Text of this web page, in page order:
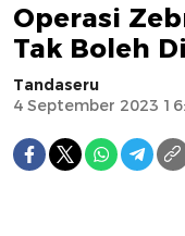
Operasi
Tak Boleh
Tandaseru
4 September 2023